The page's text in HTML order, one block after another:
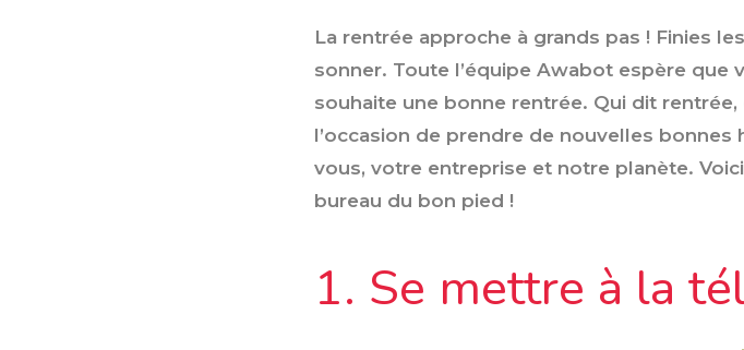
La rentrée approche à grands pas ! Finies
sonner. Toute l’équipe Awabot espère que
souhaite une bonne rentrée. Qui dit
l’occasion de prendre de nouvelles
vous, votre entreprise et notre planète.
bureau du bon pied !
1. Se mettre à la